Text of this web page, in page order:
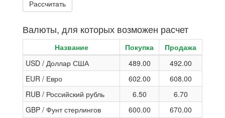
Валюты, для которых возможен расчет
Название Покупка
Продажа
USD / Доллар США
489.00
492.00
EUR / Евро
602.00
608.00
RUB / Российский рубль
6.50
6.70
GBP / Фунт стерлингов
600.00
670.00